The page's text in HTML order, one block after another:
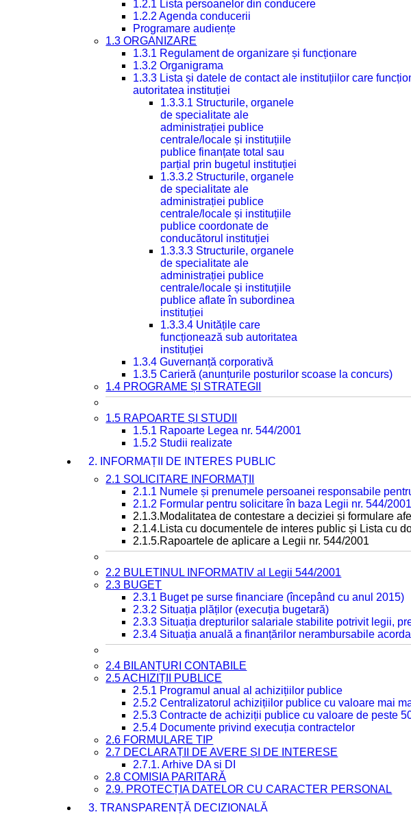
1.2.1 Lista persoanelor din conducere
1.2.2 Agenda conducerii
Programare audiențe
1.3 ORGANIZARE
1.3.1 Regulament de organizare și funcționare
1.3.2 Organigrama
1.3.3 Lista și datele de contact ale instituțiilor care
autoritatea instituției
1.3.3.1 Structurile, organele
de specialitate ale
administrației publice
centrale/locale și instituțiile
publice finanțate total sau
parțial prin bugetul instituției
1.3.3.2 Structurile, organele
de specialitate ale
administrației publice
centrale/locale și instituțiile
publice coordonate de
conducătorul instituției
1.3.3.3 Structurile, organele
de specialitate ale
administrației publice
centrale/locale și instituțiile
publice aflate în subordinea
instituției
1.3.3.4 Unitățile care
funcționează sub autoritatea
instituției
1.3.4 Guvernanță corporativă
1.3.5 Carieră (anunțurile posturilor scoase la concurs)
1.4 PROGRAME ȘI STRATEGII
1.5 RAPOARTE ȘI STUDII
1.5.1 Rapoarte Legea nr. 544/2001
1.5.2 Studii realizate
2. INFORMAȚII DE INTERES PUBLIC
2.1 SOLICITARE INFORMAȚII
2.1.1 Numele și prenumele persoanei responsabile
2.1.2 Formular pentru solicitare în baza Legii nr. 544/2001
2.1.3.Modalitatea de contestare a deciziei și formulare
2.1.4.Lista cu documentele de interes public și Lista cu
2.1.5.Rapoartele de aplicare a Legii nr. 544/2001
2.2 BULETINUL INFORMATIV al Legii 544/2001
2.3 BUGET
2.3.1 Buget pe surse financiare (începând cu anul 2015)
2.3.2 Situația plăților (execuția bugetară)
2.3.3 Situația drepturilor salariale stabilite potrivit legii,
2.3.4 Situația anuală a finanțărilor nerambursabile
2.4 BILANȚURI CONTABILE
2.5 ACHIZIȚII PUBLICE
2.5.1 Programul anual al achizițiilor publice
2.5.2 Centralizatorul achizițiilor publice cu valoare mai
2.5.3 Contracte de achiziții publice cu valoare de peste
2.5.4 Documente privind execuția contractelor
2.6 FORMULARE TIP
2.7 DECLARAȚII DE AVERE ȘI DE INTERESE
2.7.1. Arhive DA si DI
2.8 COMISIA PARITARĂ
2.9. PROTECȚIA DATELOR CU CARACTER PERSONAL
3. TRANSPARENȚĂ DECIZIONALĂ